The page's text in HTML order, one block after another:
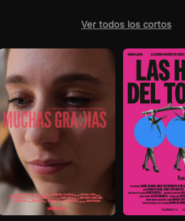
Ver todos los cortos